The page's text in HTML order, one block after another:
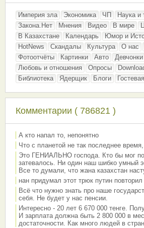
Империя зла Экономика ЧП Наука и
Закона.Нет
Мнения Видео В мире
В Казахстане
Календарь Юмор и
HotNews
Скандалы Культура О нас
Фотоотчёты
Картинки Авто Девчонки
Любовь и отношения
Опросы
Библиотека
Ядерщик Блоги Гостевая
Комментарии ( 786821 )
А кто напал то, непонятно
Что с планетой не так последнее
Это ГЕНИАЛЬНО господа. Кто бы мог
затевалось. Ни один наш шибко умный
Все то думали, что жана казахстан
нан придумал этот трюк путин повторил
Всё что нужно знать про наше
себя. Не будет у нас пенсии.
Интересно - 20 лет 6 670 000 тенге.
И зарплата должна быть 2 800 000 в
достаточности. Как много людей в